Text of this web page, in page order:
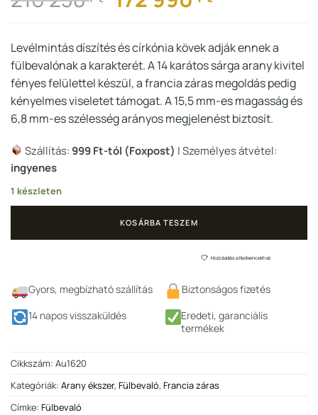
was:
216
238 Ft.
is:
172
990 Ft.
Levélmintás díszítés és církónia kövek adják ennek a
fülbevalónak a karakterét. A 14 karátos sárga arany kivitel
fényes felülettel készül, a francia záras megoldás pedig
kényelmes viseletet támogat. A 15,5 mm-es magasság és
6,8 mm-es szélesség arányos megjelenést biztosít.
Szállítás:999 Ft-tól (Foxpost) | Személyes átvétel:
ingyenes
1 készleten
KOSÁRBA TESZEM
Hozzáadás a Kedvencekhez
Gyors, megbízható szállítás
Biztonságos fizetés
14 napos visszaküldés
Eredeti, garanciális
termékek
Cikkszám: Au1620
Kategóriák: Arany ékszer, Fülbevaló, Francia záras
Címke: Fülbevaló